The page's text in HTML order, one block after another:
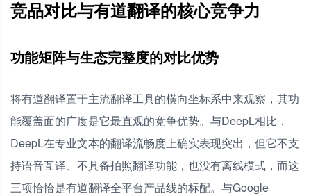
竞品对比与有道翻译的核心竞争力
功能矩阵与生态完整度的对比优势
将有道翻译置于主流翻译工具的横向坐标系中来观察，其功
能覆盖面的广度是它最直观的竞争优势。与DeepL相比，
DeepL在专业文本的翻译流畅度上确实表现突出，但它不支
持语音互译、不具备拍照翻译功能，也没有离线模式，而这
三项恰恰是有道翻译全平台产品线的标配。与Google